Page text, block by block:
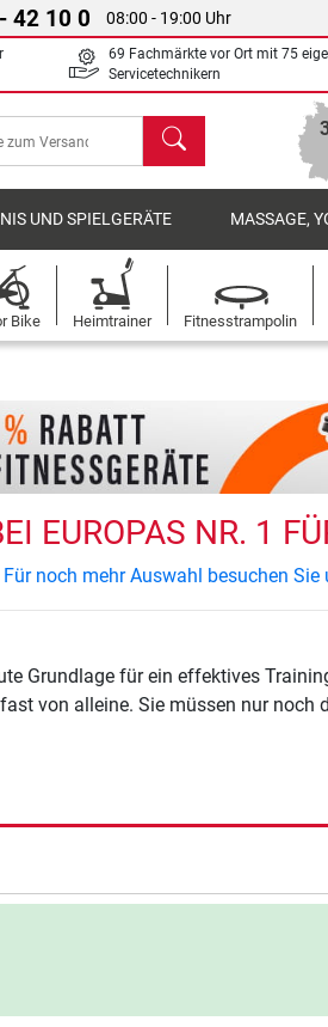
42 10 0 08:00 - 19:00 Uhr
69 Fachmärkte vor Ort mit 75
Servicetechnikern
Suchen
UND SPIELGERÄTE MASSAGE,
Bike Heimtrainer Fitnesstrampolin
EUROPAS NR. 1
noch mehr Auswahl besuchen Sie
Grundlage für ein effektives
von alleine. Sie müssen nur noch